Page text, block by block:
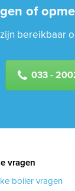
of
bereikbaar
033 -
vragen
boiler vragen